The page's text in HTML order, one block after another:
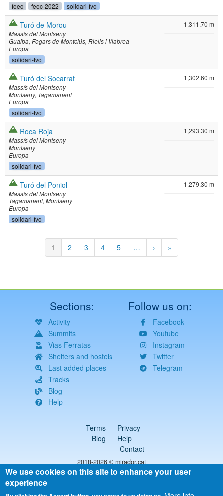
feec feec-2022 solidari-fvo
Turó de Morou
Massís del Montseny
Gualba Fogars de Montclús Riells i Viabrea
Europa
solidari-fvo
1,311.70 m
Turó del Socarrat
Massís del Montseny
Montseny Tagamanent
Europa
solidari-fvo
1,302.60 m
Roca Roja
Massís del Montseny
Montseny
Europa
solidari-fvo
1,293.30 m
Turó del Poniol
Massís del Montseny
Tagamanent Montseny
Europa
solidari-fvo
1,279.30 m
Pagination
Current
page
1 Page
2 Page
3 Page
4 Page
5 …
Next
page
›
Last
page
»
Sections:
Activity
Summits
Vias Ferratas
Shelters and hostels
Last added places
Tracks
Blog
Help
Follow us on:
Facebook
Youtube
Instagram
Twitter
Telegram
Terms
Privacy
Blog
Help
Contact
2018-2026 ©mirador.cat
All rights reserved
We use cookies on this site to enhance your user
experience